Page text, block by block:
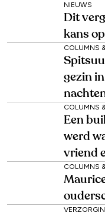
NIEUWS
Dit
kans
COLUMNS
gezin
COLUMNS
Een
werd
vriend
COLUMNS